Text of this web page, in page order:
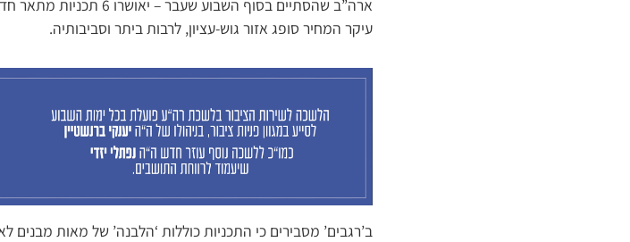
ארה”ב שהסתיים בסוף
עיקר המחיר סופג אזור גוש-עציון, לרבות ביתר וסביבותיה.
ב’רגבים’ מסבירים כי התכניות כוללות ‘הלבנה’ של מאות מבנים